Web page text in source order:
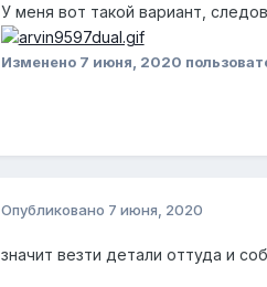
У меня вот такой вариант,
Изменено 7 июня, 2020
Опубликовано 7 июня, 2020
значит везти детали оттуда и